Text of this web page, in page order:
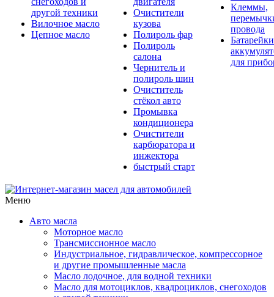
другой техники
Вилочное масло
Цепное масло
Очистители
кузова
Полироль фар
Полироль
салона
Чернитель и
полироль шин
Очиститель
стёкол авто
Промывка
кондиционера
Очистители
карбюратора и
инжектора
быстрый старт
Клеммы,
провода
для
Меню
Авто масла
Моторное масло
Трансмиссионное масло
Индустриальное, гидравлическое, компрессорное
и другие промышленные масла
Масло лодочное, для водной техники
Масло для мотоциклов, квадроциклов, снегоходов